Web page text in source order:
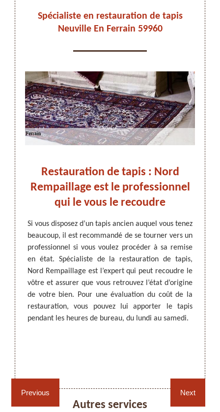
ARTISAN DEZITTER, REMPAILLAGE -
CANNAGE - RECOLLAGE, 59 NORD
Cannage fauteuil, chaises
Spécialiste en restauration de tapis
Neuville En Ferrain 59960
Previous
à
de
à
le
à la
et le
état
que
ou
vous
Restauration de tapis : Nord
Rempaillage est le professionnel
qui le vous le recoudre
Si vous disposez d’un tapis ancien auquel vous tenez
beaucoup, il est recommandé de se tourner vers un
professionnel si vous voulez procéder à sa remise
en état. Spécialiste de la restauration de tapis,
Nord Rempaillage est l’expert qui peut recoudre le
vôtre et assurer que vous retrouvez l’état d’origine
de votre bien. Pour une évaluation du coût de la
restauration, vous pouvez lui apporter le tapis
pendant les heures de bureau, du lundi au samedi.
à
de
tapis
sur
Next
Autres services